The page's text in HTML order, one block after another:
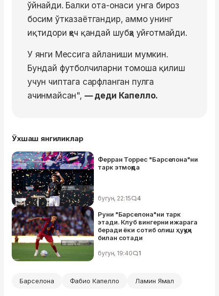
ўйнайди. Балки ота-онаси унга бироз
босим ўтказаётгандир, аммо унинг
иқтидори ҳеч қандай шубҳа уйғотмайди.
У янги Мессига айланиши мумкин.
Бундай футболчиларни томоша қилиш
учун чиптага сарфланган пулга
ачинмайсан", — деди Капелло.
Ўхшаш янгиликлар
Ферран Торрес "Барселона"ни
тарк этмоқда
бугун, 22:15 4
Руни "Барселона"ни тарк
этади. Клуб вингерни ижарага
беради ёки сотиб олиш ҳуқуқи
билан сотади
бугун, 19:40 1
Барселона Фабио Капелло Ламин Ямал